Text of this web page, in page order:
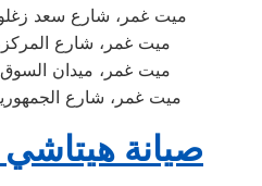
ميت غمر، شارع سعد
ميت غمر، شارع
ميت غمر، ميدان
ميت غمر، شارع
صيانة